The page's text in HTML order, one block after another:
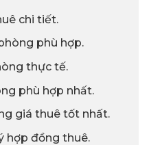
chi tiết.
phù hợp.
thực tế.
phù hợp nhất.
giá thuê tốt nhất.
hợp đồng thuê.